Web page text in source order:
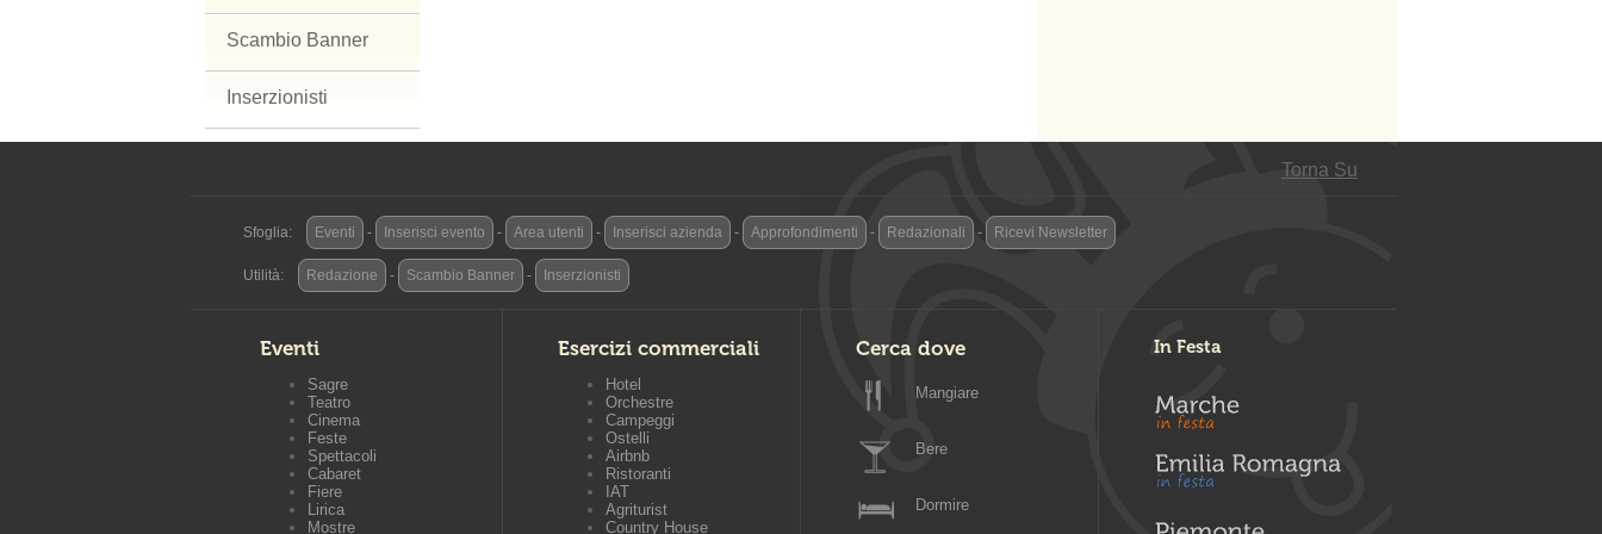
Scambio Banner
Inserzionisti
Torna Su
Sfoglia: Eventi - Inserisci evento - Area utenti - Inserisci azienda - Approfondimenti - Redazionali - Ricevi Newsletter
Utilità: Redazione - Scambio Banner - Inserzionisti
Eventi
Sagre
Teatro
Cinema
Feste
Spettacoli
Cabaret
Fiere
Lirica
Mostre
Esercizi commerciali
Hotel
Orchestre
Campeggi
Ostelli
Airbnb
Ristoranti
IAT
Agriturist
Country House
Cerca dove
Mangiare
Bere
Dormire
In Festa